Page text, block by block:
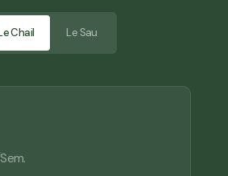
Chail Le Sau